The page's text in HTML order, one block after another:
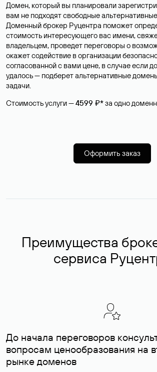
Домен, который вы планировали
вам не подходят свободные
Доменный брокер Руцентра поможет
стоимость интересующего вас имени,
владельцем, проведет переговоры о
окажет содействие в организации
согласованной с вами цене, в случае если
удалось — подберет альтернативные
задачи.
Стоимость услуги —4599 ₽*за одно
Оформить заказ
Преимущества
сервиса
До начала переговоров
вопросам ценообразования на
рынке доменов